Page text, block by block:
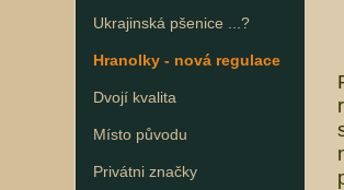
Ukrajinská pšenice ...?
Hranolky - nová regulace
Dvojí kvalita
Místo původu
Privátni značky